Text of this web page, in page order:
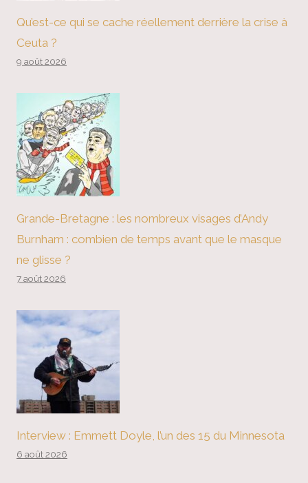
Qu’est-ce qui se cache réellement derrière la crise à
Ceuta ?
9 août 2026
Grande-Bretagne : les nombreux visages d’Andy
Burnham : combien de temps avant que le masque
ne glisse ?
7 août 2026
Interview : Emmett Doyle, l’un des 15 du Minnesota
6 août 2026